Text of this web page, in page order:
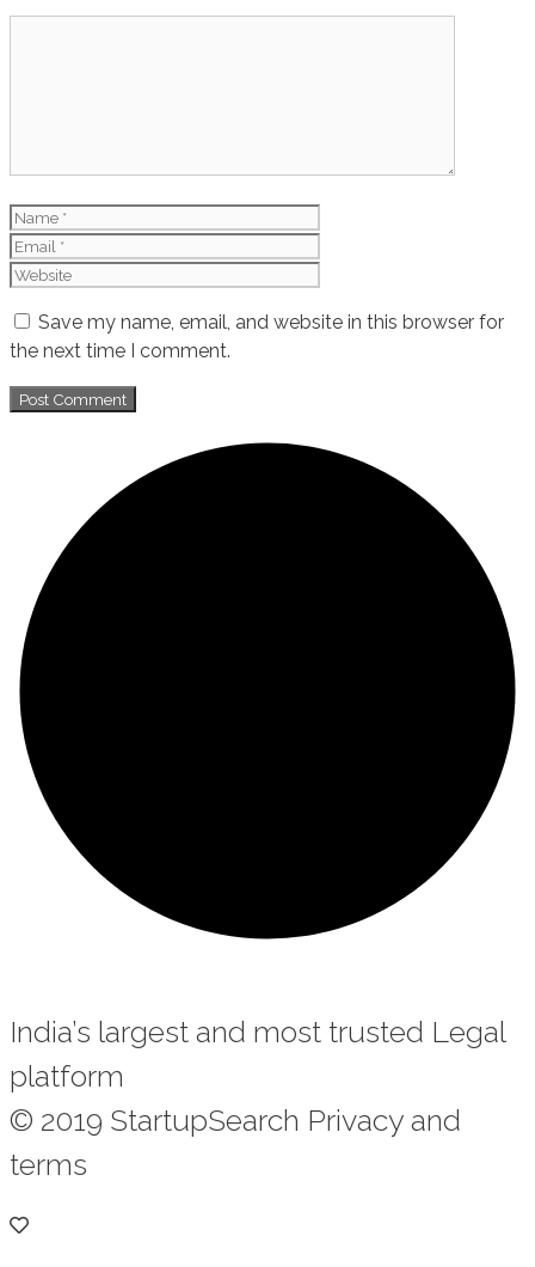
Name
Save my name, email, and website in this browser for
the next time I comment.
India’s largest and most trusted Legal
platform
© 2019 StartupSearch Privacy and
terms